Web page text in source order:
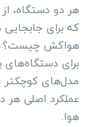
هر دو دستگاه،
که برای
هواکش چیست؟
برای دستگاه‌های
مدل‌های کوچکتر
عملکرد اصلی
هوا.